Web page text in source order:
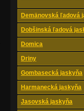
Demänovská ľadová
Dobšinská ľadová
Domica
Driny
Gombasecká jaskyňa
Harmanecká jaskyňa
Jasovská jaskyňa